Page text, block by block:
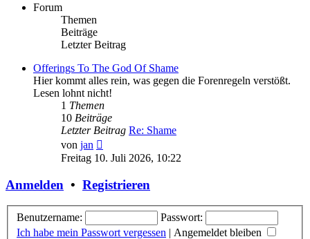
Forum
Themen
Beiträge
Letzter Beitrag
Offerings To The God Of Shame
Hier kommt alles rein, was gegen die Forenregeln verstößt.
Lesen lohnt nicht!
1 Themen
10 Beiträge
Letzter Beitrag Re: Shame
von jan
Beitrag
Freitag 10. Juli 2026, 10:22
Anmelden • Registrieren
Benutzername:
Passwort:
Ich habe mein Passwort vergessen | Angemeldet bleiben